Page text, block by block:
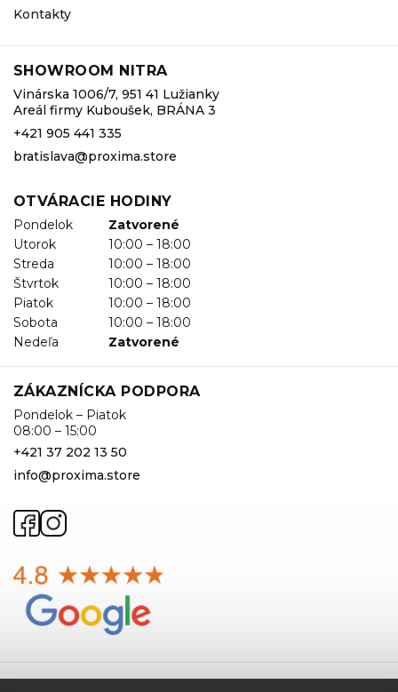
Kontakty
SHOWROOM NITRA
Vinárska 1006/7, 951 41 Lužianky
Areál firmy Kuboušek, BRÁNA 3
+421 905 441 335
bratislava@proxima.store
OTVÁRACIE HODINY
Pondelok
Zatvorené
Utorok
10:00 – 18:00
Streda
10:00 – 18:00
Štvrtok
10:00 – 18:00
Piatok
10:00 – 18:00
Sobota
10:00 – 18:00
Nedeľa
Zatvorené
ZÁKAZNÍCKA PODPORA
Pondelok – Piatok
08:00 – 15:00
+421 37 202 13 50
info@proxima.store